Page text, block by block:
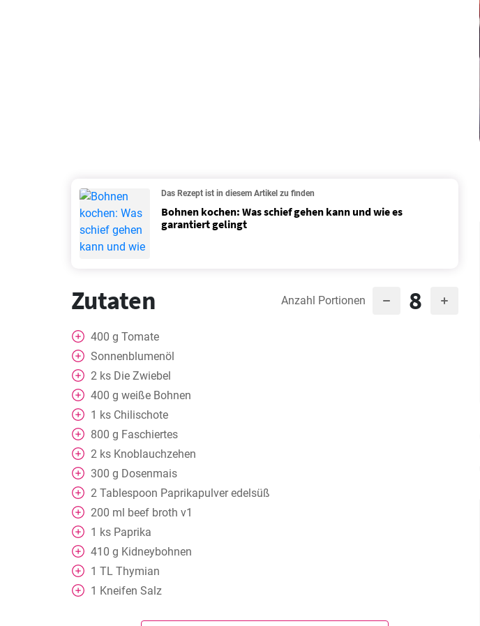
Das Rezept ist in diesem Artikel zu finden
Bohnen kochen: Was schief gehen kann und wie es
garantiert gelingt
Zutaten Anzahl Portionen 8
400 g Tomate
Sonnenblumenöl
2 ks Die Zwiebel
400 g weiße Bohnen
1 ks Chilischote
800 g Faschiertes
2 ks Knoblauchzehen
300 g Dosenmais
2 Tablespoon Paprikapulver edelsüß
200 ml beef broth v1
1 ks Paprika
410 g Kidneybohnen
1 TL Thymian
1 Kneifen Salz